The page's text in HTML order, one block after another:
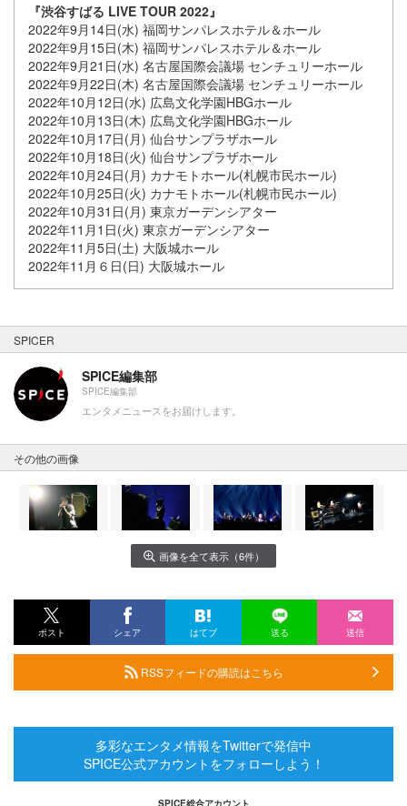
『渋谷すばる LIVE TOUR 2022』
2022年9月14日(水) 福岡サンパレスホテル＆ホール
2022年9月15日(木) 福岡サンパレスホテル＆ホール
2022年9月21日(水) 名古屋国際会議場 センチュリーホール
2022年9月22日(木) 名古屋国際会議場 センチュリーホール
2022年10月12日(水) 広島文化学園HBGホール
2022年10月13日(木) 広島文化学園HBGホール
2022年10月17日(月) 仙台サンプラザホール
2022年10月18日(火) 仙台サンプラザホール
2022年10月24日(月) カナモトホール(札幌市民ホール)
2022年10月25日(火) カナモトホール(札幌市民ホール)
2022年10月31日(月) 東京ガーデンシアター
2022年11月1日(火) 東京ガーデンシアター
2022年11月5日(土) 大阪城ホール
2022年11月６日(日) 大阪城ホール
SPICER
SPICE編集部
SPICE編集部
エンタメニュースをお届けします。
その他の画像
画像を全て表示（6件）
ポスト シェア はてブ 送る 送信
RSSフィードの購読はこちら
多彩なエンタメ情報をTwitterで発信中
SPICE公式アカウントをフォローしよう！
SPICE総合アカウント